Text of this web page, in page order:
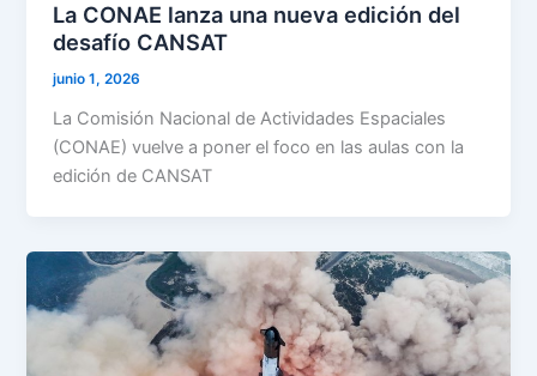
La CONAE lanza una nueva edición del
desafío CANSAT
junio 1, 2026
La Comisión Nacional de Actividades Espaciales
(CONAE) vuelve a poner el foco en las aulas con la
edición de CANSAT